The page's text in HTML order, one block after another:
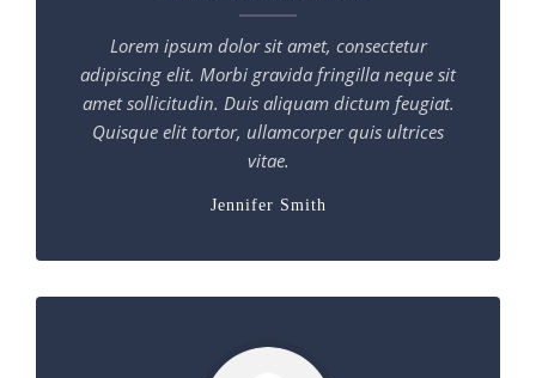
Lorem ipsum dolor sit amet, consectetur
adipiscing elit. Morbi gravida fringilla neque sit
amet sollicitudin. Duis aliquam dictum feugiat.
Quisque elit tortor, ullamcorper quis ultrices
vitae.
Jennifer Smith